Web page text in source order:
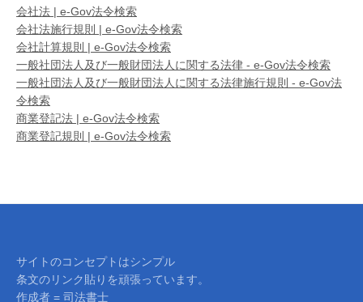
会社法 | e-Gov法令検索
会社法施行規則 | e-Gov法令検索
会社計算規則 | e-Gov法令検索
一般社団法人及び一般財団法人に関する法律 - e-Gov法令検索
一般社団法人及び一般財団法人に関する法律施行規則 - e-Gov法
令検索
商業登記法 | e-Gov法令検索
商業登記規則 | e-Gov法令検索
サイトのコンセプトはシンプル
条文のリンク貼りを頑張っています。
作成者 = 司法書士